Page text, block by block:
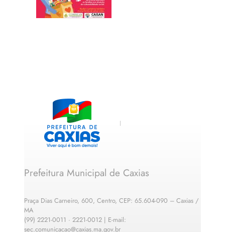
Prefeitura Municipal de Caxias
Praça Dias Carneiro, 600, Centro, CEP: 65.604-090 – Caxias /
MA
(99) 2221-0011 · 2221-0012 | E-mail:
sec.comunicacao@caxias.ma.gov.br